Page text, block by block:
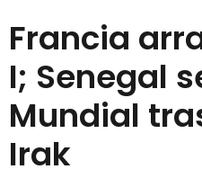
Francia
I; Senegal
Mundial
Irak